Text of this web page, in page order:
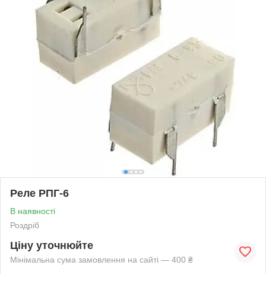
Реле РПГ-6
В наявності
Роздріб
Ціну уточнюйте
Мінімальна сума замовлення на сайті — 400 ₴